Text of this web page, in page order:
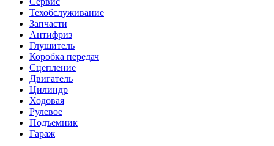
Техобслуживание
Запчасти
Антифриз
Глушитель
Коробка передач
Сцепление
Двигатель
Цилиндр
Ходовая
Рулевое
Подъемник
Гараж